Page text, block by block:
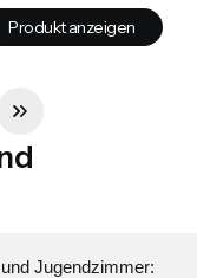
Produkt anzeigen
Zur letzten
Jugendzimmer: